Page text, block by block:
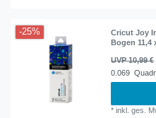
-25%
Cricut Joy
Bogen 11,4
UVP 10,99 €
0.069
*inkl. ges.